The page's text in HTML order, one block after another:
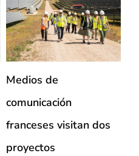
Medios de
comunicación
franceses visitan dos
proyectos